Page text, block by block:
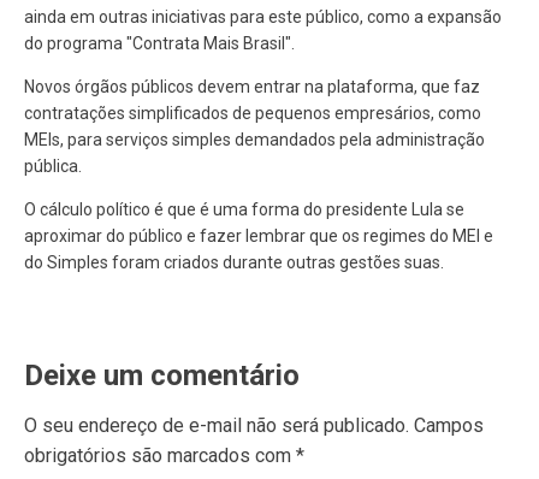
ainda em outras iniciativas para este público, como a expansão
do programa "Contrata Mais Brasil".
Novos órgãos públicos devem entrar na plataforma, que faz
contratações simplificados de pequenos empresários, como
MEIs, para serviços simples demandados pela administração
pública.
O cálculo político é que é uma forma do presidente Lula se
aproximar do público e fazer lembrar que os regimes do MEI e
do Simples foram criados durante outras gestões suas.
Deixe um comentário
O seu endereço de e-mail não será publicado. Campos
obrigatórios são marcados com *